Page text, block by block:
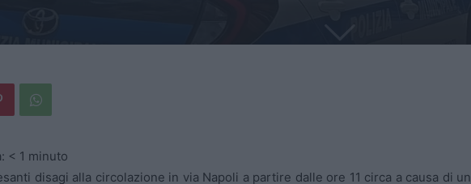
< 1 minuto
disagi alla circolazione in via Napoli a partire dalle ore 11 circa a causa di un